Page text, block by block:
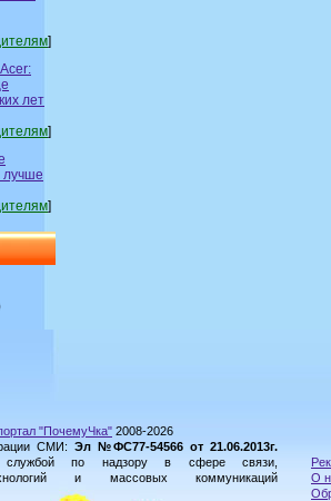
]
лет
]
лучше
]
"ПочемуЧка" 2008-2026
СМИ: Эл №ФС77-54566 от 21.06.2013г.
службой по надзору в сфере связи,
и массовых коммуникаций
О